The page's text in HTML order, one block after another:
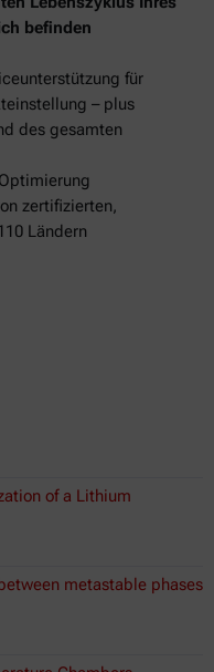
befinden
für
– plus
des gesamten
zertifizierten,
Ländern
of a Lithium
metastable phases